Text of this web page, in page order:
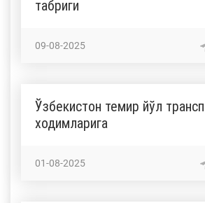
табриги
09-08-2025
Ўзбекистон темир йўл
ходимларига
01-08-2025